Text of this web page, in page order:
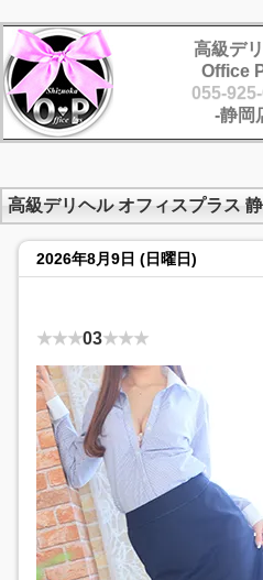
高級デ
Office
055-
-静岡
高級デリヘル オフィスプラス
2026年8月9日 (日曜日)
★★★03★★★